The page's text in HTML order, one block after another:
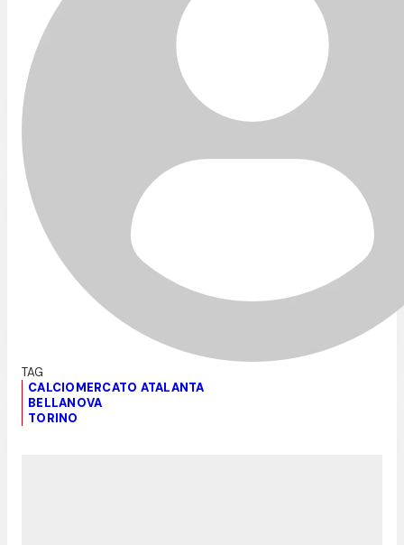
CALCIOMERCATO ATALANTA
BELLANOVA
TORINO